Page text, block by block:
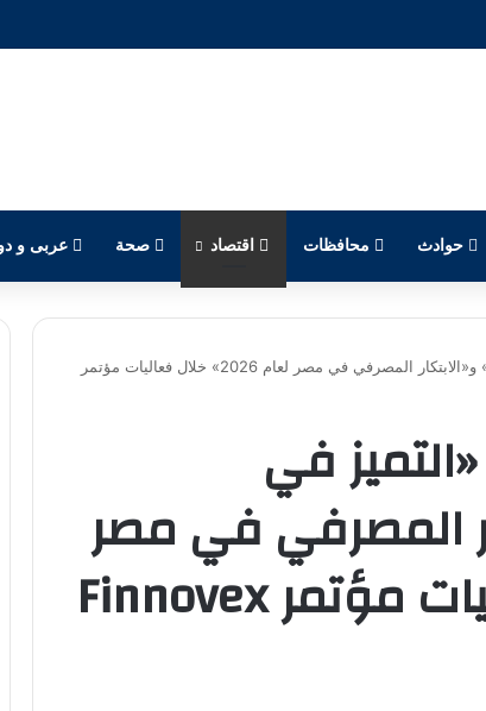
حوادث محافظات اقتصاد صحة عربى و
بنك مصر يحصد جائزتي «التميز في المدفوعات» و«الابتكار المصرفي في مصر لعام 2026» خلال فعاليات مؤتمر
في
المصرفي في مصر
لعام 2026» خلال فعاليات مؤتمر Finnovex